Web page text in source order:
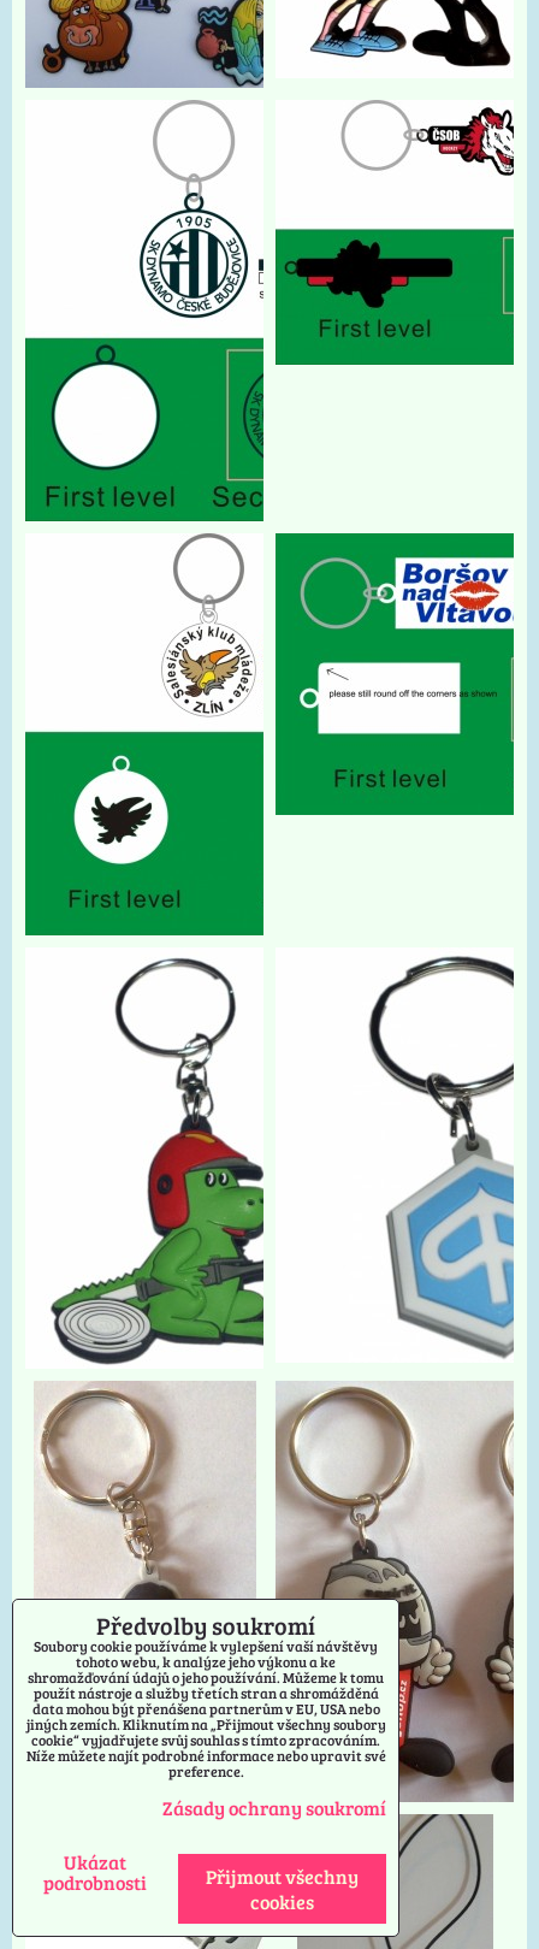
Předvolby soukromí
Soubory cookie používáme k vylepšení vaší návštěvy
tohoto webu, k analýze jeho výkonu a ke
shromažďování údajů o jeho používání. Můžeme k tomu
použít nástroje a služby třetích stran a shromážděná
data mohou být přenášena partnerům v EU, USA nebo
jiných zemích. Kliknutím na „Přijmout všechny soubory
cookie“ vyjadřujete svůj souhlas s tímto zpracováním.
Níže můžete najít podrobné informace nebo upravit své
preference.
Zásady ochrany soukromí
Ukázat
podrobnosti
Přijmout všechny
cookies